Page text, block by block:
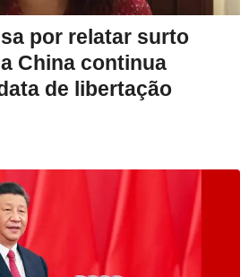
por relatar surto
China continua
de libertação